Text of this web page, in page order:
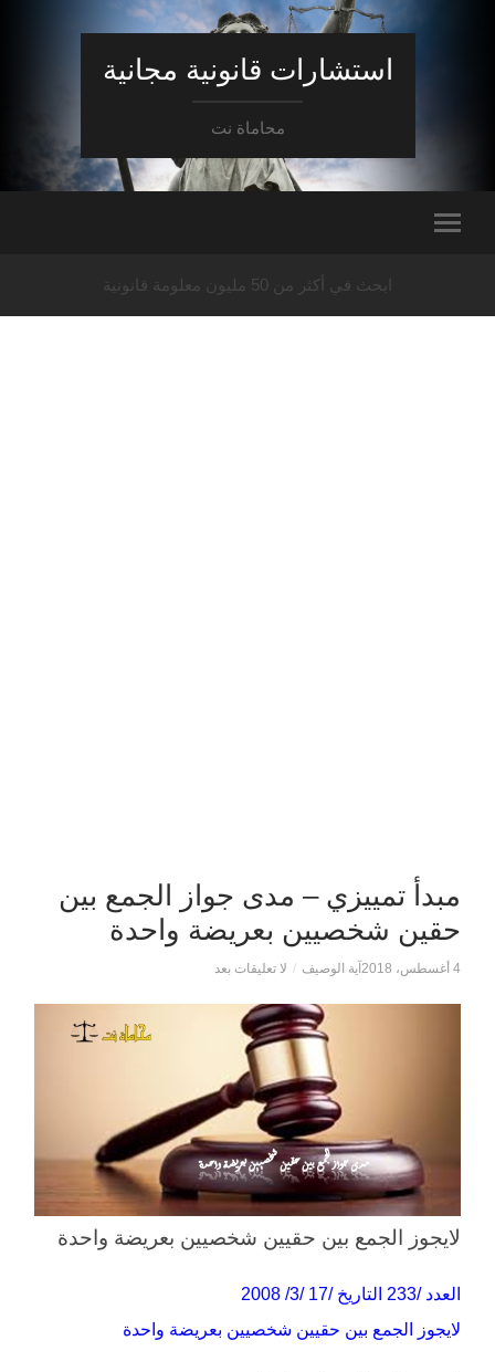
استشارات قانونية مجانية
محاماة نت
ابحث في أكثر من 50 مليون معلومة قانونية
مبدأ تمييزي – مدى جواز الجمع بين
حقين شخصيين بعريضة واحدة
4 أغسطس، 2018 آية الوصيف / لا تعليقات بعد
لايجوز الجمع بين حقيين شخصيين بعريضة واحدة
العدد /233 التاريخ /17 /3/ 2008
لايجوز الجمع بين حقيين شخصيين بعريضة واحدة